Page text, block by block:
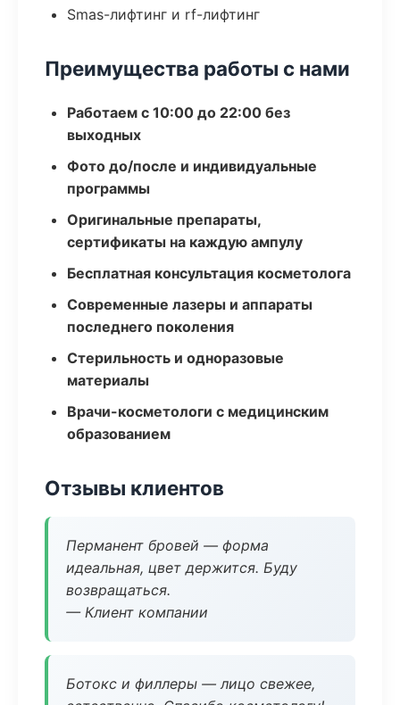
Smas-лифтинг и rf-лифтинг
Преимущества работы с нами
Работаем с 10:00 до 22:00 без
выходных
Фото до/после и индивидуальные
программы
Оригинальные препараты,
сертификаты на каждую ампулу
Бесплатная консультация косметолога
Современные лазеры и аппараты
последнего поколения
Стерильность и одноразовые
материалы
Врачи-косметологи с медицинским
образованием
Отзывы клиентов
Перманент бровей — форма
идеальная, цвет держится. Буду
возвращаться.
— Клиент компании
Ботокс и филлеры — лицо свежее,